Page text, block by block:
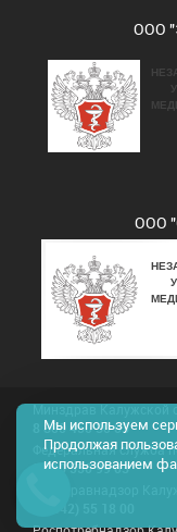
ООО
ООО
Минздрав Калужской
8 800 450 30 03
Федеральная служба
8 800 550 99 03
Росздравнадзор
Мы используем
Продолжая
использованием